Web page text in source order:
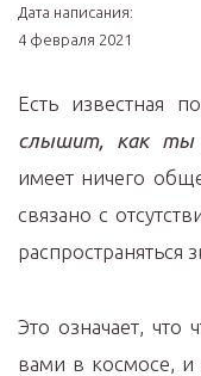
Дата написания:
4 февраля 2021
Есть известная
слышит, как ты
имеет ничего
связано с
распространяться
Это означает, что
вами в космосе, и